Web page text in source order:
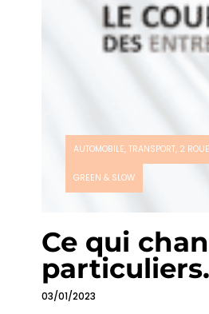
AUTOMOBILE, TRANSPORT, 2
GREEN & SLOW
Ce qui
03/01/2023